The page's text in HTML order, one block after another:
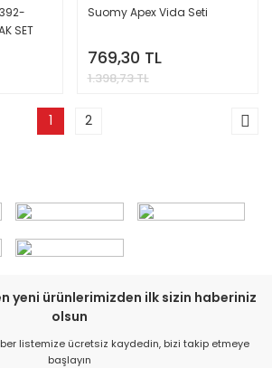
SET
Suomy Apex Vida Seti
769,30 TL
1.398,73 TL
1 2
yeni ürünlerimizden ilk sizin haberiniz
olsun
listemize ücretsiz kaydedin, bizi takip etmeye
başlayın